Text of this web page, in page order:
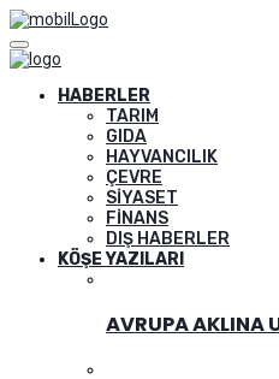
HABERLER
TARIM
GIDA
HAYVANCILIK
ÇEVRE
SIYASET
FINANS
DIŞ HABERLER
KÖŞE YAZILARI
AVRUPA AKLINA